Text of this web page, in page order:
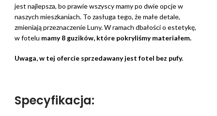
jest najlepsza, bo prawie wszyscy mamy po dwie opcje w
naszych mieszkaniach. To zasługa tego, że małe detale,
zmieniają przeznaczenie Luny. W ramach dbałości o estetykę,
w fotelu mamy 8 guzików, które pokryliśmy materiałem.
Uwaga, w tej ofercie sprzedawany jest fotel bez pufy.
Specyfikacja: